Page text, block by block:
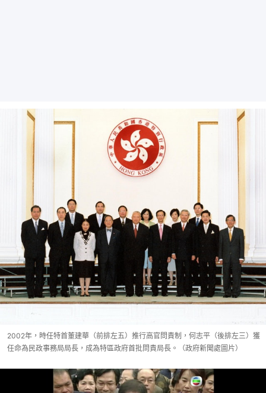
2002年，時任特首董建華（前排左五）推行高官問責制，何志平（後排左三）獲
任命為民政事務局局長，成為特區政府首批問責局長。（政府新聞處圖片）